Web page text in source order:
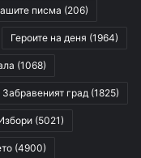
писма (206)
Героите на деня (1964)
(1068)
Забравеният град (1825)
(5021)
(4900)